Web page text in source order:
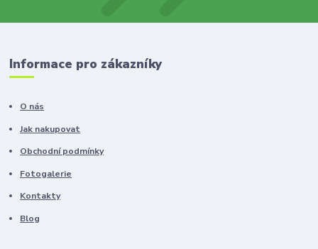
Informace pro zákazníky
O nás
Jak nakupovat
Obchodní podmínky
Fotogalerie
Kontakty
Blog